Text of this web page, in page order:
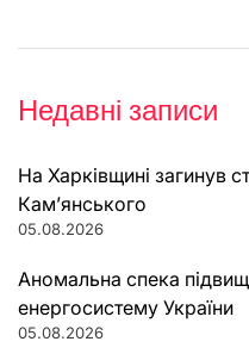
Недавні записи
На Харківщині загинув
Кам’янського
05.08.2026
Аномальна спека
енергосистему України
05.08.2026